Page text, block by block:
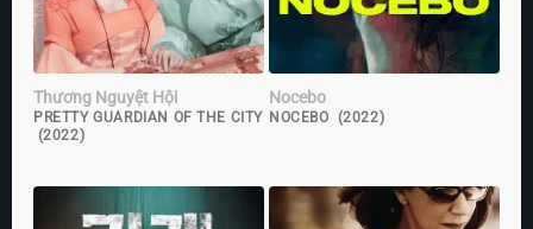
Thương Nguyệt Hội
PRETTY GUARDIAN OF THE CITY
(2022)
Nocebo
NOCEBO (2022)